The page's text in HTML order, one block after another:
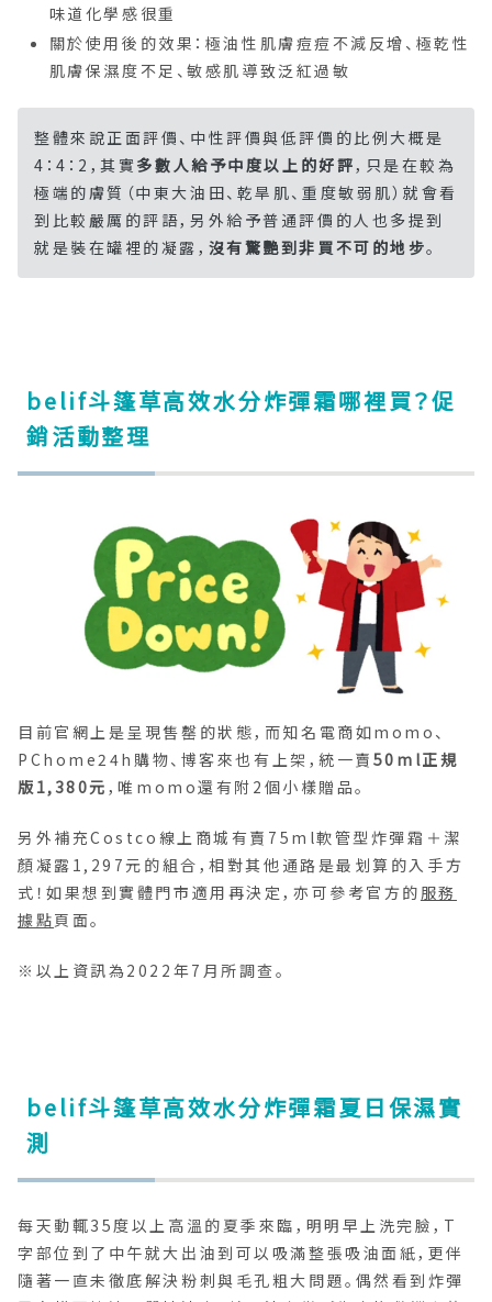
味道化學感很重
關於使用後的效果：極油性肌膚痘痘不減反增、極乾性
肌膚保濕度不足、敏感肌導致泛紅過敏
整體來說正面評價、中性評價與低評價的比例大概是
4：4：2，其實多數人給予中度以上的好評，只是在較為
極端的膚質（中東大油田、乾旱肌、重度敏弱肌）就會看
到比較嚴厲的評語，另外給予普通評價的人也多提到
就是裝在罐裡的凝露， 沒有驚艷到非買不可的地步。
belif斗篷草高效水分炸彈霜哪裡買？促
銷活動整理
目前官網上是呈現售罄的狀態，而知名電商如momo、
PChome24h購物、博客來也有上架，統一賣 50ml正規
版1,380元 ，唯momo還有附2個小樣贈品。
另外補充Costco線上商城有賣75ml軟管型炸彈霜＋潔
顏凝露1,297元的組合，相對其他通路是最划算的入手方
式！如果想到實體門市適用再決定，亦可參考官方的 服務
據點頁面。
※以上資訊為2022年7月所調查。
belif斗篷草高效水分炸彈霜夏日保濕實
測
每天動輒35度以上高溫的夏季來臨，明明早上洗完臉，T
字部位到了中午就大出油到可以吸滿整張吸油面紙，更伴
隨著一直未徹底解決粉刺與毛孔粗大問題。偶然看到炸彈